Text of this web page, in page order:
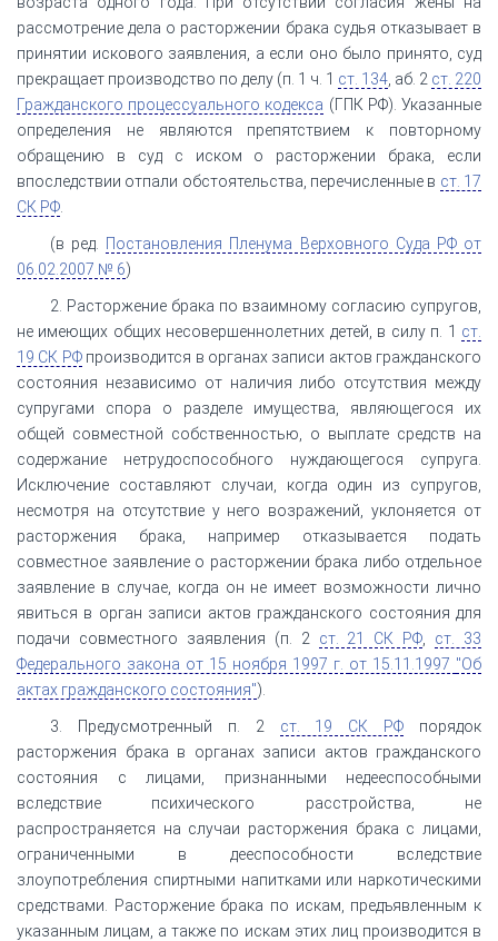
рассмотрение дела о расторжении брака судья отказывает в
принятии искового заявления, а если оно было принято, суд
прекращает производство по делу (п. 1 ч. 1 ст. 134 , аб. 2 ст. 220
Гражданского процессуального кодекса (ГПК РФ). Указанные
определения не являются препятствием к повторному
обращению в суд с иском о расторжении брака, если
впоследствии отпали обстоятельства, перечисленные в ст. 17
СК РФ
(в ред. Постановления Пленума Верховного Суда РФ от
06.02.2007 № 6)
2. Расторжение брака по взаимному согласию супругов,
не имеющих общих несовершеннолетних детей, в силу п. 1 ст.
19 СК РФпроизводится в органах записи актов гражданского
состояния независимо от наличия либо отсутствия между
супругами спора о разделе имущества, являющегося их
общей совместной собственностью, о выплате средств на
содержание нетрудоспособного нуждающегося супруга.
Исключение составляют случаи, когда один из супругов,
несмотря на отсутствие у него возражений, уклоняется от
расторжения брака, например отказывается подать
совместное заявление о расторжении брака либо отдельное
заявление в случае, когда он не имеет возможности лично
явиться в орган записи актов гражданского состояния для
подачи совместного заявления (п. 2 ст. 21 СК РФ
ст. 33
Федерального закона от 15 ноября 1997 г. от 15.11.1997 "Об
актах гражданского состояния").
3. Предусмотренный п. 2 ст. 19 СК РФ порядок
расторжения брака в органах записи актов гражданского
состояния с лицами, признанными недееспособными
вследствие психического расстройства, не
распространяется на случаи расторжения брака с лицами,
ограниченными в дееспособности вследствие
злоупотребления спиртными напитками или наркотическими
средствами. Расторжение брака по искам, предъявленным к
указанным лицам, а также по искам этих лиц производится в